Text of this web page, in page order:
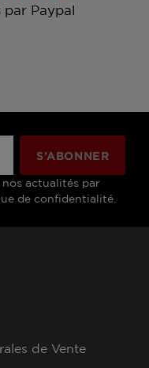
par Paypal
actualités par
de confidentialité.
de Vente